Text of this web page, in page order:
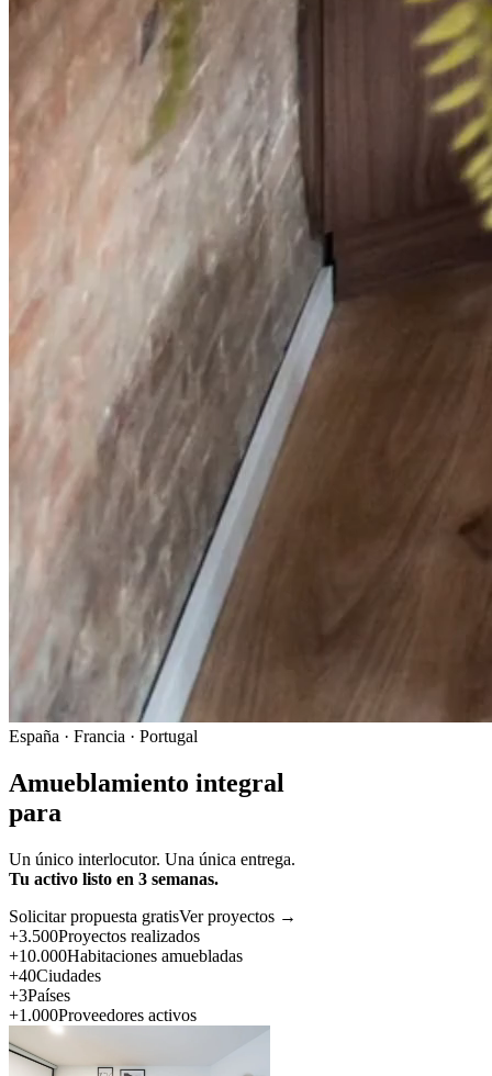
España · Francia · Portugal
Amueblamiento integral
para
Un único interlocutor. Una única entrega.
Tu activo listo en 3 semanas.
Solicitar propuesta gratisVer proyectos →
+3.500Proyectos realizados
+10.000Habitaciones amuebladas
+40Ciudades
+3Países
+1.000Proveedores activos